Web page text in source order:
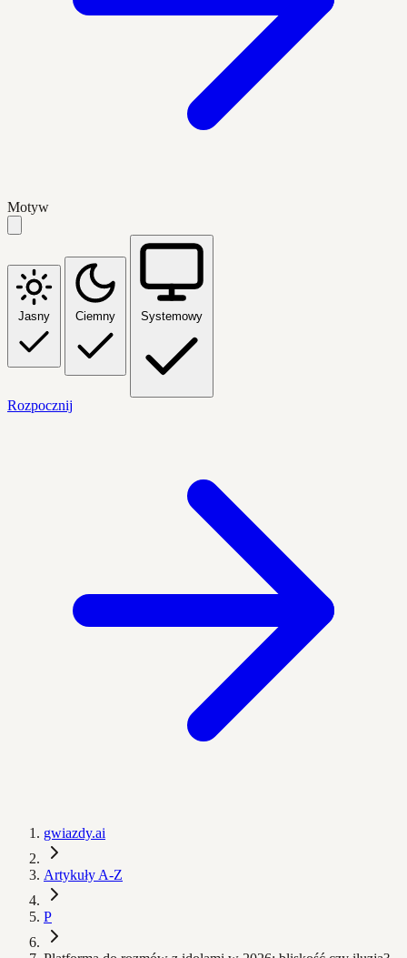
Motyw
Jasny Ciemny Systemowy
Rozpocznij
gwiazdy.ai
Artykuły A-Z
P